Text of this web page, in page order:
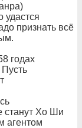
удастся
признать всё
годах
станут Хо Ши
агентом